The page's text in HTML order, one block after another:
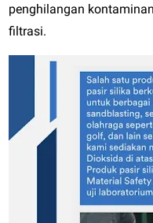
penghilangan
filtrasi.